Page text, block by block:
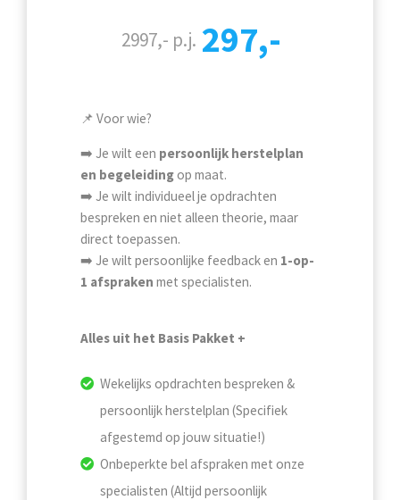
2997,- p.j. 297,-
📌 Voor wie?
➡️ Je wilt een persoonlijk herstelplan
en begeleiding op maat.
➡️ Je wilt individueel je opdrachten
bespreken en niet alleen theorie, maar
direct toepassen.
➡️ Je wilt persoonlijke feedback en 1-op-
1 afspraken met specialisten.
Alles uit het Basis Pakket +
Wekelijks opdrachten bespreken &
persoonlijk herstelplan (Specifiek
afgestemd op jouw situatie!)
Onbeperkte bel afspraken met onze
specialisten (Altijd persoonlijk